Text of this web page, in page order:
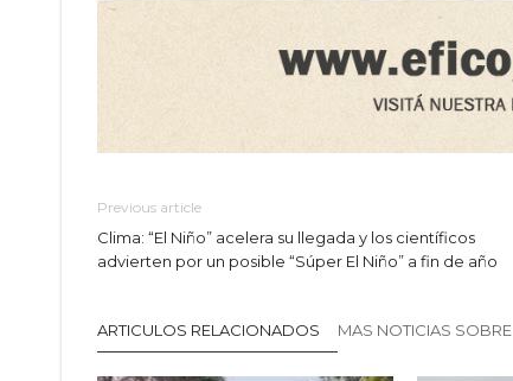
Previous article
Clima: “El Niño” acelera su llegada y los científicos
advierten por un posible “Súper El Niño” a fin de año
ARTICULOS RELACIONADOS MAS NOTICIAS SOBRE